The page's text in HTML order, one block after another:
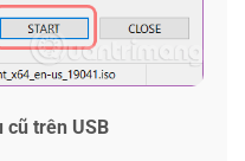
cũ trên USB